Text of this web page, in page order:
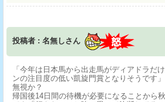
投稿者 : 名無しさん
「今年は日本馬から出走馬がディアドラだ
ンの注目度の低い凱旋門賞となりそうです
無視か？
帰国後14日間の待機が必要になることから